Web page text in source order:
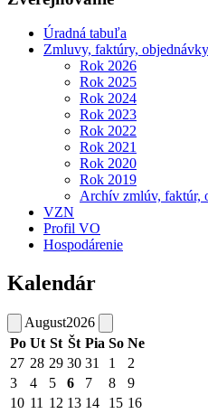
Úradná tabuľa
Zmluvy, faktúry, objednávky
Rok 2026
Rok 2025
Rok 2024
Rok 2023
Rok 2022
Rok 2021
Rok 2020
Rok 2019
Archív zmlúv, faktúr,
VZN
Profil VO
Hospodárenie
Kalendár
August2026
Po Ut St Št Pia So Ne
27 28 29 30 31 1
2
3
4 5 6 7 8
9
10 11 12 13 14 15 16